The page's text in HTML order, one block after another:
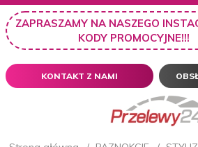
ZAPRASZAMY NA NASZEGO
KODY PROMOCYJNE!!!
KONTAKT Z NAMI